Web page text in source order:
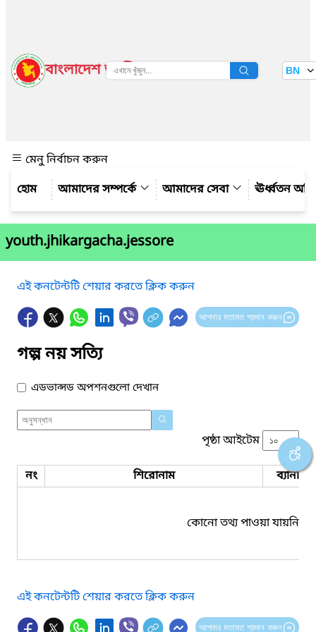
বাংলাদেশ জাতীয় তথ্য বাতায়ন BN
মেনু নির্বাচন করুন
আমাদের সম্পর্কে
আমাদের সেবা ঊর্ধ্বতন
youth.jhikargacha.jessore
এই কনটেন্টটি শেয়ার করতে ক্লিক করুন
আপনার মতামত প্রদান করুন
গল্প নয় সত্যি
এডভান্সড অপশনগুলো দেখান
পৃষ্ঠা আইটেম
নং শিরোনাম ব্যানার
কোনো তথ্য পাওয়া যায়নি।
এই কনটেন্টটি শেয়ার করতে ক্লিক করুন
আপনার মতামত প্রদান করুন